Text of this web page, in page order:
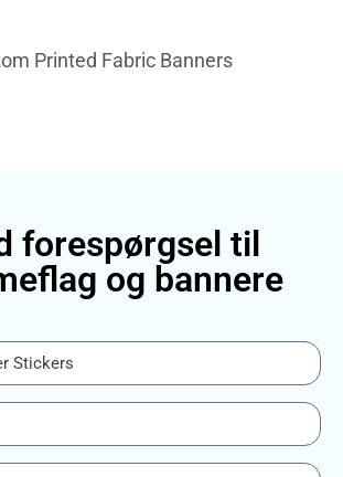
Printed Fabric Banners
forespørgsel til
og bannere